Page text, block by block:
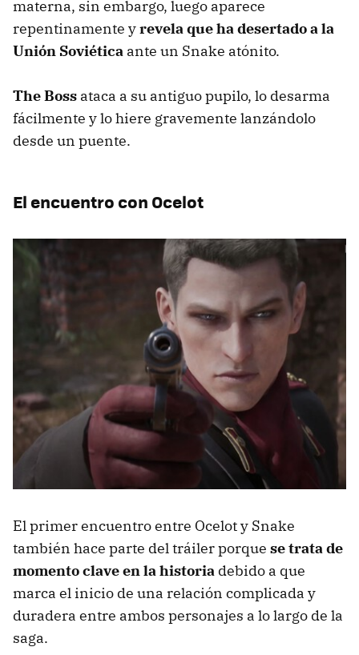
materna, sin embargo, luego aparece
repentinamente yrevela que ha desertado a la
Unión Soviética ante un Snake atónito.
The Boss ataca a su antiguo pupilo, lo desarma
fácilmente y lo hiere gravemente lanzándolo
desde un puente.
El encuentro con Ocelot
El primer encuentro entre Ocelot y Snake
también hace parte del tráiler porque se trata de
momento clave en la historia debido a que
marca el inicio de una relación complicada y
duradera entre ambos personajes a lo largo de la
saga.